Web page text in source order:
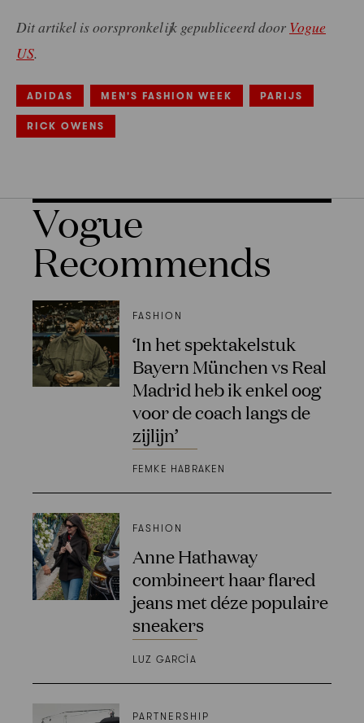
Dit artikel is oorspronkelijk gepubliceerd door Vogue
US.
ADIDAS MEN'S FASHION WEEK PARIJS
RICK OWENS
Vogue
Recommends
FASHION
‘In het spektakelstuk
Bayern München vs Real
Madrid heb ik enkel oog
voor de coach langs de
zijlijn’
FEMKE HABRAKEN
FASHION
Anne Hathaway
combineert haar flared
jeans met déze populaire
sneakers
LUZ GARCÍA
PARTNERSHIP